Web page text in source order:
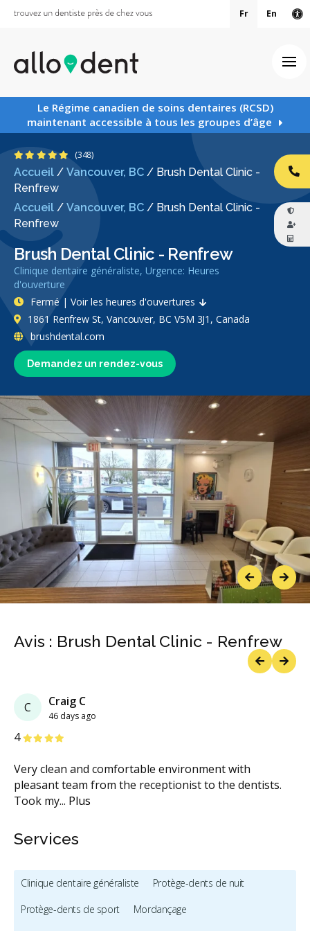
Fr En
Le Régime canadien de soins dentaires (RCSD)
maintenant accessible à tous les groupes d’âge
Accueil / Vancouver, BC / Brush Dental Clinic -
Renfrew
Accueil / Vancouver, BC / Brush Dental Clinic -
Renfrew
Brush Dental Clinic - Renfrew
Clinique dentaire généraliste, Urgence: Heures
d'ouverture
4.9 étoiles
(348)
Demandez un rendez-vous
Fermé | Voir les heures d'ouvertures
1861 Renfrew St, Vancouver, BC V5M 3J1, Canada
brushdental.com
PreviousNext
Avis : Brush Dental Clinic - Renfrew
C Craig C
46 days ago
4étoiles
Very clean and comfortable environment with
pleasant team from the receptionist to the dentists.
Took my... Plus
étoiles
étoiles
étoiles
étoiles
Services
Clinique dentaire généraliste
Protège-dents de nuit
Protège-dents de sport
Mordançage